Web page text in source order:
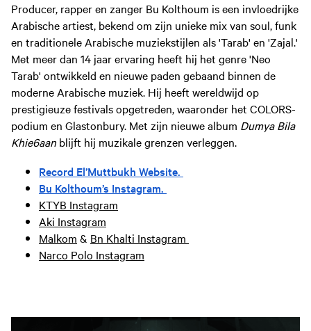
Producer, rapper en zanger Bu Kolthoum is een invloedrijke
Arabische artiest, bekend om zijn unieke mix van soul, funk
en traditionele Arabische muziekstijlen als 'Tarab' en 'Zajal.'
Met meer dan 14 jaar ervaring heeft hij het genre 'Neo
Tarab' ontwikkeld en nieuwe paden gebaand binnen de
moderne Arabische muziek. Hij heeft wereldwijd op
prestigieuze festivals opgetreden, waaronder het COLORS-
podium en Glastonbury. Met zijn nieuwe album Dumya Bila
Khie6aan blijft hij muzikale grenzen verleggen.
Record El’Muttbukh Website.
Bu Kolthoum’s Instagram.
KTYB Instagram
Aki Instagram
Malkom & Bn Khalti Instagram
Narco Polo Instagram